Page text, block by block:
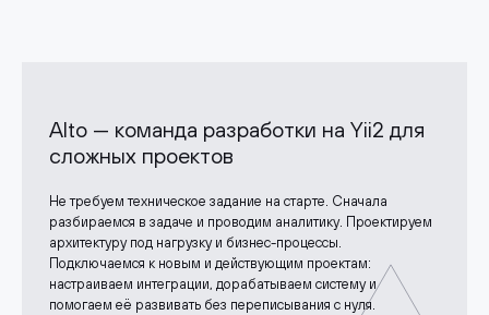
Alto — команда разработки на Yii2 для
сложных проектов
Не требуем техническое задание на старте. Сначала
разбираемся в задаче и проводим аналитику. Проектируем
архитектуру под нагрузку и бизнес-процессы.
Подключаемся к новым и действующим проектам:
настраиваем интеграции, дорабатываем систему и
помогаем её развивать без переписывания с нуля.